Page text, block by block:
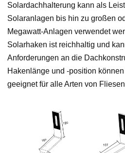
Solardachhalterung kann als
Solaranlagen bis hin zu großen
Megawatt-Anlagen verwendet
Solarhaken ist reichhaltig und
Anforderungen an die
Hakenlänge und -position
geeignet für alle Arten von